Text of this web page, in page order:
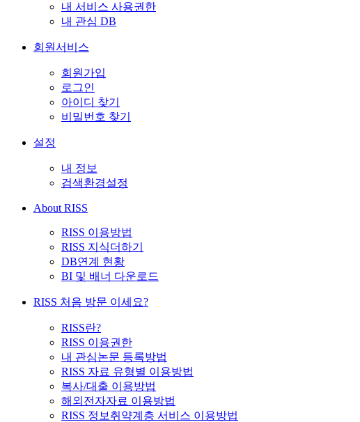
내 서비스 사용권한
내 관심 DB
회원서비스
회원가입
로그인
아이디 찾기
비밀번호 찾기
설정
내 정보
검색환경설정
About RISS
RISS 이용방법
RISS 지식더하기
DB연계 현황
BI 및 배너 다운로드
RISS 처음 방문 이세요?
RISS란?
RISS 이용권한
내 관심논문 등록방법
RISS 자료 유형별 이용방법
복사/대출 이용방법
해외전자자료 이용방법
RISS 정보취약계층 서비스 이용방법